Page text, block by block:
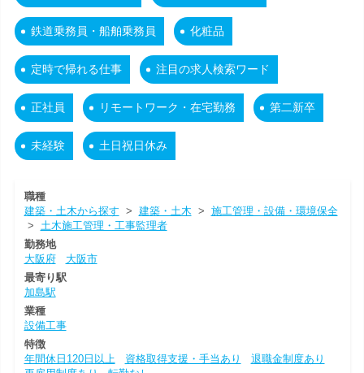
鉄道乗務員・船舶乗務員 化粧品
定時で帰れる仕事 注目の求人検索ワード
正社員 リモートワーク・在宅勤務 第二新卒
未経験 土日祝日休み
職種
建築・土木から探す > 建築・土木 > 施工管理・設備・環境保全
> 土木施工管理・工事監理者
勤務地
大阪府
大阪市
最寄り駅
加島駅
業種
設備工事
特徴
年間休日120日以上
資格取得支援・手当あり
退職金制度あり